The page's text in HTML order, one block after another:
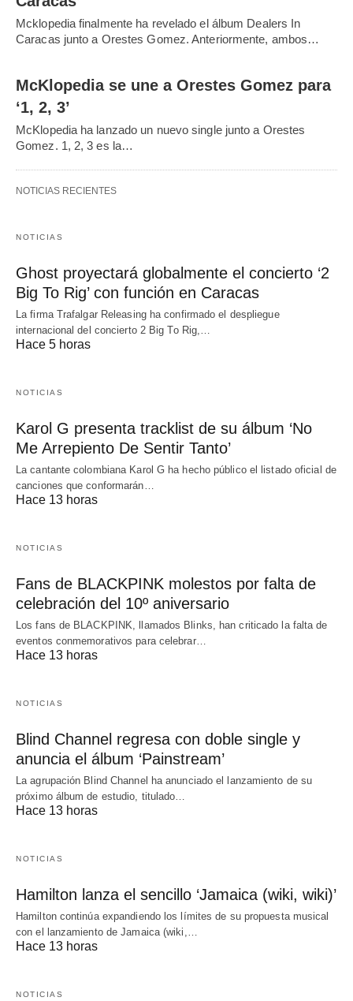
Mcklopedia finalmente ha revelado el álbum Dealers In
Caracas junto a Orestes Gomez. Anteriormente, ambos…
McKlopedia se une a Orestes Gomez para
‘1, 2, 3’
McKlopedia ha lanzado un nuevo single junto a Orestes
Gomez. 1, 2, 3 es la…
NOTICIAS RECIENTES
NOTICIAS
Ghost proyectará globalmente el concierto ‘2
Big To Rig’ con función en Caracas
La firma Trafalgar Releasing ha confirmado el despliegue
internacional del concierto 2 Big To Rig,…
Hace 5 horas
NOTICIAS
Karol G presenta tracklist de su álbum ‘No
Me Arrepiento De Sentir Tanto’
La cantante colombiana Karol G ha hecho público el listado oficial de
canciones que conformarán…
Hace 13 horas
NOTICIAS
Fans de BLACKPINK molestos por falta de
celebración del 10º aniversario
Los fans de BLACKPINK, llamados Blinks, han criticado la falta de
eventos conmemorativos para celebrar…
Hace 13 horas
NOTICIAS
Blind Channel regresa con doble single y
anuncia el álbum ‘Painstream’
La agrupación Blind Channel ha anunciado el lanzamiento de su
próximo álbum de estudio, titulado…
Hace 13 horas
NOTICIAS
Hamilton lanza el sencillo ‘Jamaica (wiki, wiki)’
Hamilton continúa expandiendo los límites de su propuesta musical
con el lanzamiento de Jamaica (wiki,…
Hace 13 horas
NOTICIAS